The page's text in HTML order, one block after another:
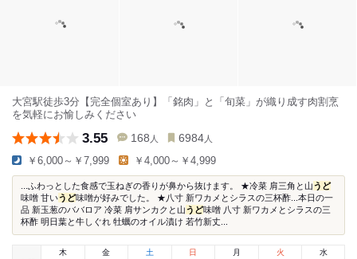
大宮駅徒歩3分【完全個室あり】「銘肉」と「旬菜」が織り成す肉割烹
を気軽にお愉しみください
3.55 168 人 6984 人
￥6,000～￥7,999 ￥4,000～￥4,999
...ふわっとした食感で玉ねぎの香りが鼻から抜けます。 ★冷菜 肩三角と山うど
味噌 甘いうど味噌が好みでした。 ★八寸 新ワカメとシラスの三杯酢...本日の一
品 新玉葱のババロア 冷菜 肩サンカクと山うど味噌 八寸 新ワカメとシラスの三
杯酢 明日葉と牛しぐれ 牡蠣のオイル漬け 若竹新丈...
木
金 土 日 月 火 水